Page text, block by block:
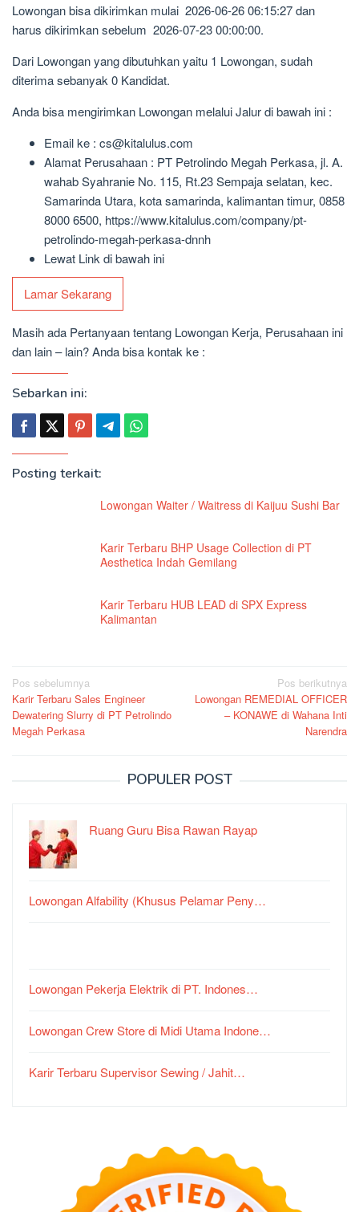
Lowongan bisa dikirimkan mulai 2026-06-26 06:15:27 dan
harus dikirimkan sebelum 2026-07-23 00:00:00.
Dari Lowongan yang dibutuhkan yaitu 1 Lowongan, sudah
diterima sebanyak 0 Kandidat.
Anda bisa mengirimkan Lowongan melalui Jalur di bawah ini :
Email ke : cs@kitalulus.com
Alamat Perusahaan : PT Petrolindo Megah Perkasa, jl. A.
wahab Syahranie No. 115, Rt.23 Sempaja selatan, kec.
Samarinda Utara, kota samarinda, kalimantan timur, 0858
8000 6500, https://www.kitalulus.com/company/pt-
petrolindo-megah-perkasa-dnnh
Lewat Link di bawah ini
Lamar Sekarang
Masih ada Pertanyaan tentang Lowongan Kerja, Perusahaan ini
dan lain – lain? Anda bisa kontak ke :
Sebarkan ini:
Posting terkait:
Lowongan Waiter / Waitress di Kaijuu Sushi Bar
Karir Terbaru BHP Usage Collection di PT
Aesthetica Indah Gemilang
Karir Terbaru HUB LEAD di SPX Express
Kalimantan
Navigasi
pos
Pos sebelumnya
Karir Terbaru Sales Engineer
Dewatering Slurry di PT Petrolindo
Megah Perkasa
Pos berikutnya
Lowongan REMEDIAL OFFICER
– KONAWE di Wahana Inti
Narendra
POPULER POST
Ruang Guru Bisa Rawan Rayap
Lowongan Alfability (Khusus Pelamar Peny…
Lowongan Pekerja Elektrik di PT. Indones…
Lowongan Crew Store di Midi Utama Indone…
Karir Terbaru Supervisor Sewing / Jahit…